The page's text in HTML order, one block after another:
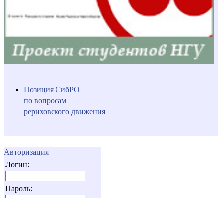
Позиция СибРО
по вопросам
рериховского движения
Авторизация
Логин:
Пароль: